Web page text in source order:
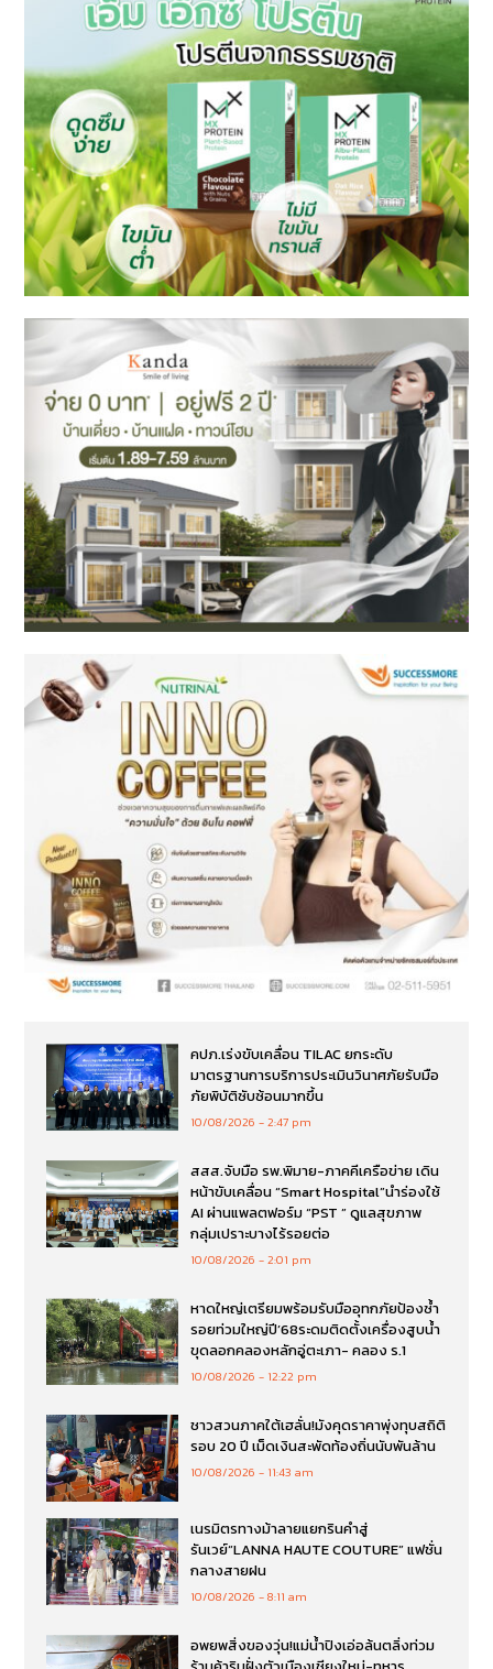
คปภ.เร่งขับเคลื่อน TILAC ยกระดับ
มาตรฐานการบริการประเมินวินาศภัยรับมือ
ภัยพิบัติซับซ้อนมากขึ้น
10/08/2026 2:47 pm
สสส.จับมือ รพ.พิมาย-ภาคคีเครือข่าย เดิน
หน้าขับเคลื่อน “Smart Hospital”นำร่องใช้
AI ผ่านแพลตฟอร์ม “PST ” ดูแลสุขภาพ
กลุ่มเปราะบางไร้รอยต่อ
10/08/2026 2:01 pm
หาดใหญ่เตรียมพร้อมรับมืออุทกภัยป้องซ้ำ
รอยท่วมใหญ่ปี’68ระดมติดตั้งเครื่องสูบน้ำ
ขุดลอกคลองหลักอู่ตะเภา- คลอง ร.1
10/08/2026 12:22 pm
ชาวสวนภาคใต้เฮลั่น!มังคุดราคาพุ่งทุบสถิติ
รอบ 20 ปี เม็ดเงินสะพัดท้องถิ่นนับพันล้าน
10/08/2026 11:43 am
เนรมิตรทางม้าลายแยกรินคำสู่
รันเวย์“LANNA HAUTE COUTURE” แฟชั่น
กลางสายฝน
10/08/2026 8:11 am
อพยพสิ่งของวุ่น!แม่น้ำปิงเอ่อล้นตลิ่งท่วม